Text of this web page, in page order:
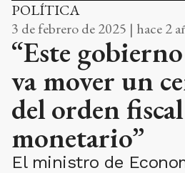
POLÍTICA
3 de febrero de 2025 | hace 2
“Este
va mover un
del orden
monetario”
El ministro de